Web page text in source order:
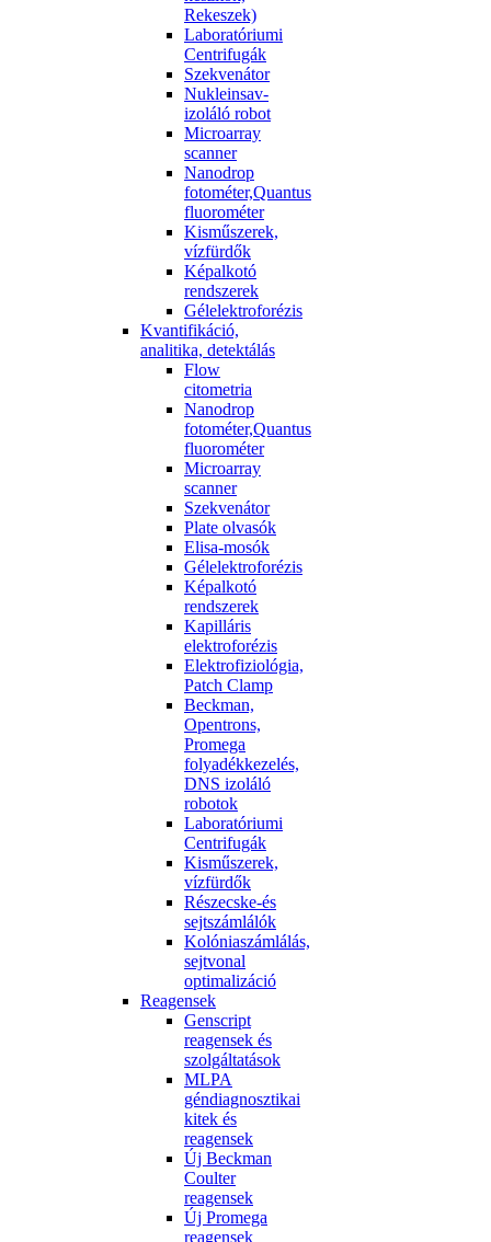
Rekeszek)
Laboratóriumi
Centrifugák
Szekvenátor
Nukleinsav-
izoláló robot
Microarray
scanner
Nanodrop
fotométer,Quantus
fluorométer
Kisműszerek,
vízfürdők
Képalkotó
rendszerek
Gélelektroforézis
Kvantifikáció,
analitika, detektálás
Flow
citometria
Nanodrop
fotométer,Quantus
fluorométer
Microarray
scanner
Szekvenátor
Plate olvasók
Elisa-mosók
Gélelektroforézis
Képalkotó
rendszerek
Kapilláris
elektroforézis
Elektrofiziológia,
Patch Clamp
Beckman,
Opentrons,
Promega
folyadékkezelés,
DNS izoláló
robotok
Laboratóriumi
Centrifugák
Kisműszerek,
vízfürdők
Részecske-és
sejtszámlálók
Kolóniaszámlálás,
sejtvonal
optimalizáció
Reagensek
Genscript
reagensek és
szolgáltatások
MLPA
géndiagnosztikai
kitek és
reagensek
Új Beckman
Coulter
reagensek
Új Promega
reagensek